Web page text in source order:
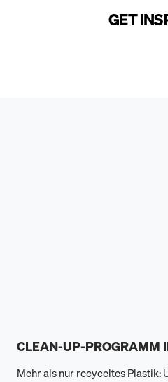
GET
CLEAN-UP-PROGRAMM
Mehr als nur recyceltes Plastik: